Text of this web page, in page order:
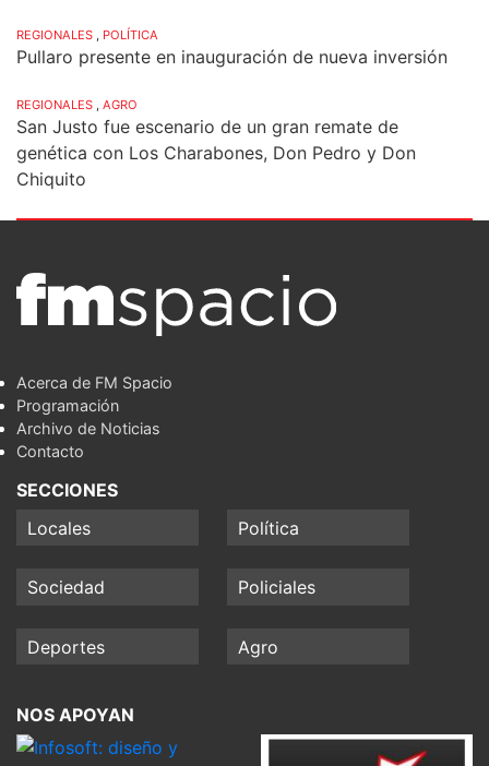
REGIONALES , POLÍTICA
Pullaro presente en inauguración de nueva inversión
REGIONALES , AGRO
San Justo fue escenario de un gran remate de
genética con Los Charabones, Don Pedro y Don
Chiquito
Acerca de FM Spacio
Programación
Archivo de Noticias
Contacto
SECCIONES
Locales
Política
Sociedad Policiales
Deportes Agro
NOS APOYAN